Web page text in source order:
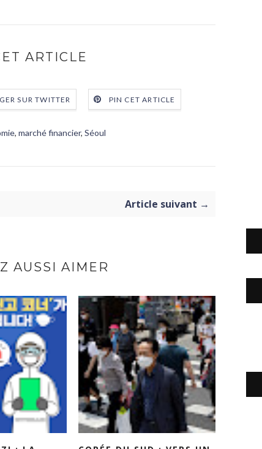
ARTICLE
SUR TWITTER PIN CET ARTICLE
, marché financier, Séoul
Article suivant →
AUSSI AIMER